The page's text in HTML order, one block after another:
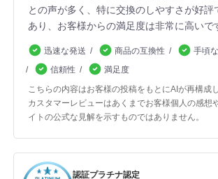
との声が多く、特に交換のしやすさが好評
あり、お客様からの満足度は非常に高いで
迅速な発送 商品の互換性
手頃
信頼性
満足度
こちらの内容はお客様の投稿をもとにAIが再構成
カスタマーレビューはあくまでお客様個人の感想
イトの公式な見解を示すものではありません。
認証プラチナ認定